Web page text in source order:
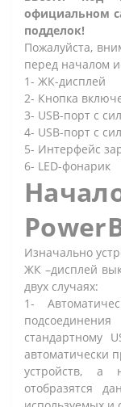
официальном
подделок!
Пожалуйста,
перед началом
1- ЖК-дисплей
2- Кнопка
3- USB-порт с
4- USB-порт с
5- Интерфейс
6- LED-фонарик
Изначально
ЖК –дисплей
двух случаях:
1-
стандартному
автоматически
устройств, а
отобразятся